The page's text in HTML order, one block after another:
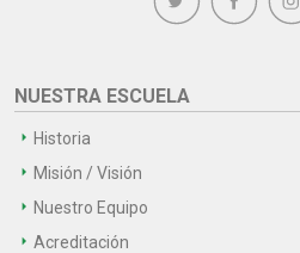
NUESTRA ESCUELA
Historia
Misión / Visión
Nuestro Equipo
Acreditación